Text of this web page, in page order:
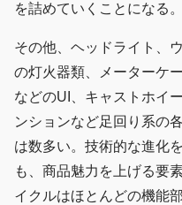
を詰めていくことになる。
その他、ヘッドライト、
の灯火器類、メーターケ
などのUI、キャストホイ
ンションなど足回り系の
は数多い。技術的な進化
も、商品魅力を上げる要
イクルはほとんどの機能